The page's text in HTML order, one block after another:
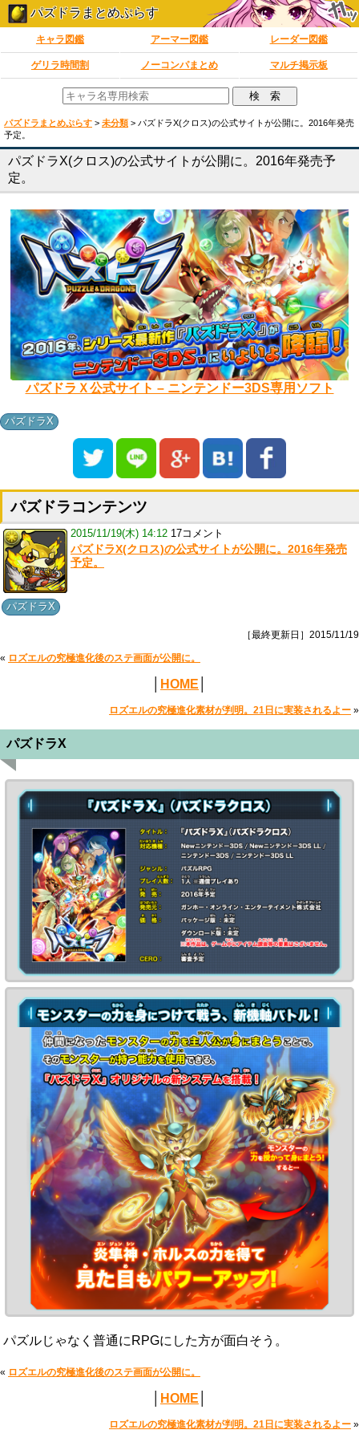
パズドラまとめぷらす
キャラ図鑑 アーマー図鑑 レーダー図鑑
ゲリラ時間割 ノーコンパまとめ マルチ掲示板
パズドラまとめぷらす > 未分類 > パズドラX(クロス)の公式サイトが公開に。2016年発売
予定。
パズドラX(クロス)の公式サイトが公開に。2016年発売予
定。
パズドラＸ公式サイト – ニンテンドー3DS専用ソフト
パズドラX
パズドラコンテンツ
2015/11/19(木) 14:12 17コメント
パズドラX(クロス)の公式サイトが公開に。2016年発売
予定。
パズドラX
［最終更新日］2015/11/19
« ロズエルの究極進化後のステ画面が公開に。
HOME
ロズエルの究極進化素材が判明。21日に実装されるよー »
パズドラX
パズルじゃなく普通にRPGにした方が面白そう。
« ロズエルの究極進化後のステ画面が公開に。
HOME
ロズエルの究極進化素材が判明。21日に実装されるよー »